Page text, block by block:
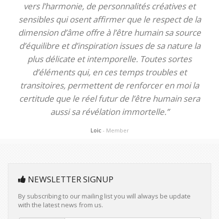
vers l’harmonie, de personnalités créatives et
sensibles qui osent affirmer que le respect de la
dimension d’âme offre à l’être humain sa source
d’équilibre et d’inspiration issues de sa nature la
plus délicate et intemporelle. Toutes sortes
d’éléments qui, en ces temps troubles et
transitoires, permettent de renforcer en moi la
certitude que le réel futur de l’être humain sera
aussi sa révélation immortelle.”
Loic - Member
NEWSLETTER SIGNUP
By subscribing to our mailing list you will always be update
with the latest news from us.